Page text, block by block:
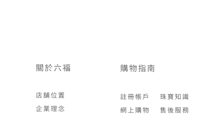
關於六福
店舖位置
企業理念
購物指南
註冊帳戶
網上購物
珠寶知識
售後服務